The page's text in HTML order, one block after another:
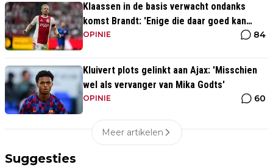
Klaassen in de basis verwacht ondanks
komst Brandt: 'Enige die daar goed kan
spelen'
OPINIE 84
Kluivert plots gelinkt aan Ajax: 'Misschien
wel als vervanger van Mika Godts'
OPINIE 60
Meer artikelen
Suggesties